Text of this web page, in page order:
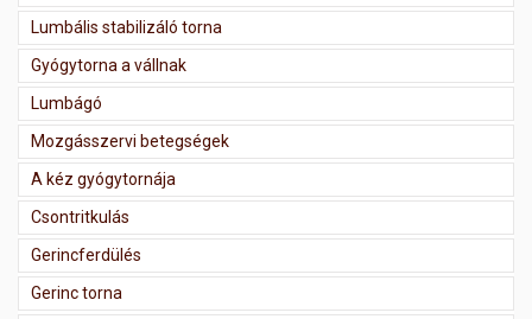
Lumbális stabilizáló torna
Gyógytorna a vállnak
Lumbágó
Mozgásszervi betegségek
A kéz gyógytornája
Csontritkulás
Gerincferdülés
Gerinc torna